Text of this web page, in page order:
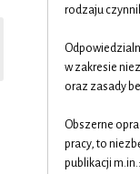
rodzaju
w zakresie
oraz zasady
Obszerne
pracy, to
publikacji